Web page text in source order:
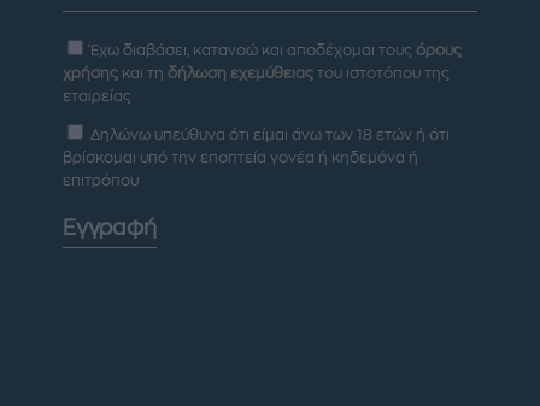
Έχω διαβάσει, κατανοώ και αποδέχομαι τους όρους
χρήσης και τη δήλωση εχεμύθειας του ιστοτόπου της
εταιρείας
Δηλώνω υπεύθυνα ότι είμαι άνω των 18 ετών ή ότι
βρίσκομαι υπό την εποπτεία γονέα ή κηδεμόνα ή
επιτρόπου
Εγγραφή